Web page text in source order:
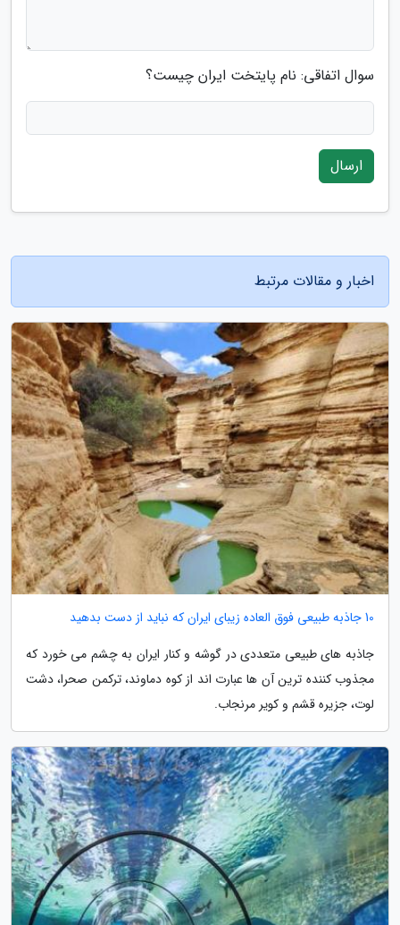
سوال اتفاقی: نام پایتخت ایران چیست؟
ارسال
اخبار و مقالات مرتبط
10 جاذبه طبیعی فوق العاده زیبای ایران که نباید از دست بدهید
جاذبه های طبیعی متعددی در گوشه و کنار ایران به چشم می خورد که
مجذوب کننده ترین آن ها عبارت اند از کوه دماوند، ترکمن صحرا، دشت
لوت، جزیره قشم و کویر مرنجاب.